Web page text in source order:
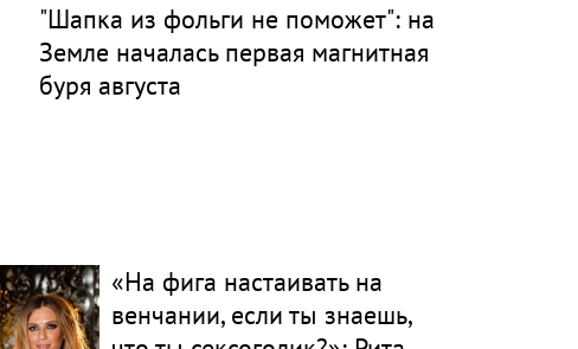
"Шапка из фольги не поможет": на
Земле началась первая магнитная
буря августа
«На фига настаивать на
венчании, если ты знаешь,